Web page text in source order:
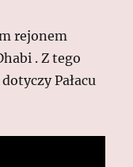
rejonem
. Z tego
Pałacu